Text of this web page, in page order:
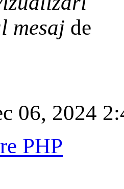
mesaj de
06, 2024
PHP